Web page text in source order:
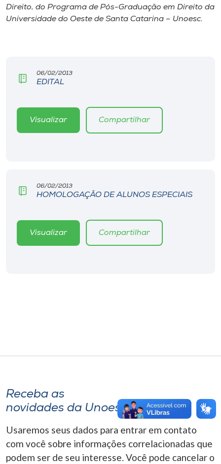
Cultura
Biblioteca
Editora
Rádio
Unoesc
Direito, do Programa de Pós-Graduação em Direito da
Universidade do Oeste de Santa Catarina – Unoesc.
06/02/2013
EDITAL
Visualizar Compartilhar
06/02/2013
HOMOLOGAÇÃO DE ALUNOS ESPECIAIS
Visualizar Compartilhar
Receba as
novidades da Unoesc
Usaremos seus dados para entrar em contato
com você sobre informações correlacionadas que
podem ser de seu interesse. Você pode cancelar o